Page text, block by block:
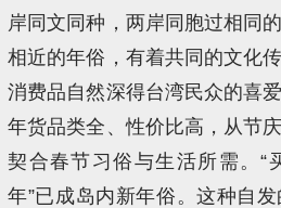
岸同文同种，两岸同胞过相同
相近的年俗，有着共同的文化
消费品自然深得台湾民众的喜
年货品类全、性价比高，从节
契合春节习俗与生活所需。“
年”已成岛内新年俗。这种自